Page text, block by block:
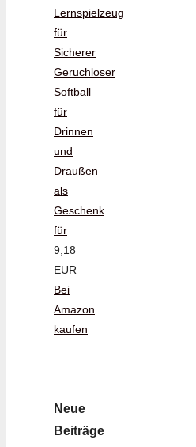
Lernspielzeug
für
Sicherer
Geruchloser
Softball
für
Drinnen
und
Draußen
als
Geschenk
für
9,18
EUR
Bei
Amazon
kaufen
Neue
Beiträge